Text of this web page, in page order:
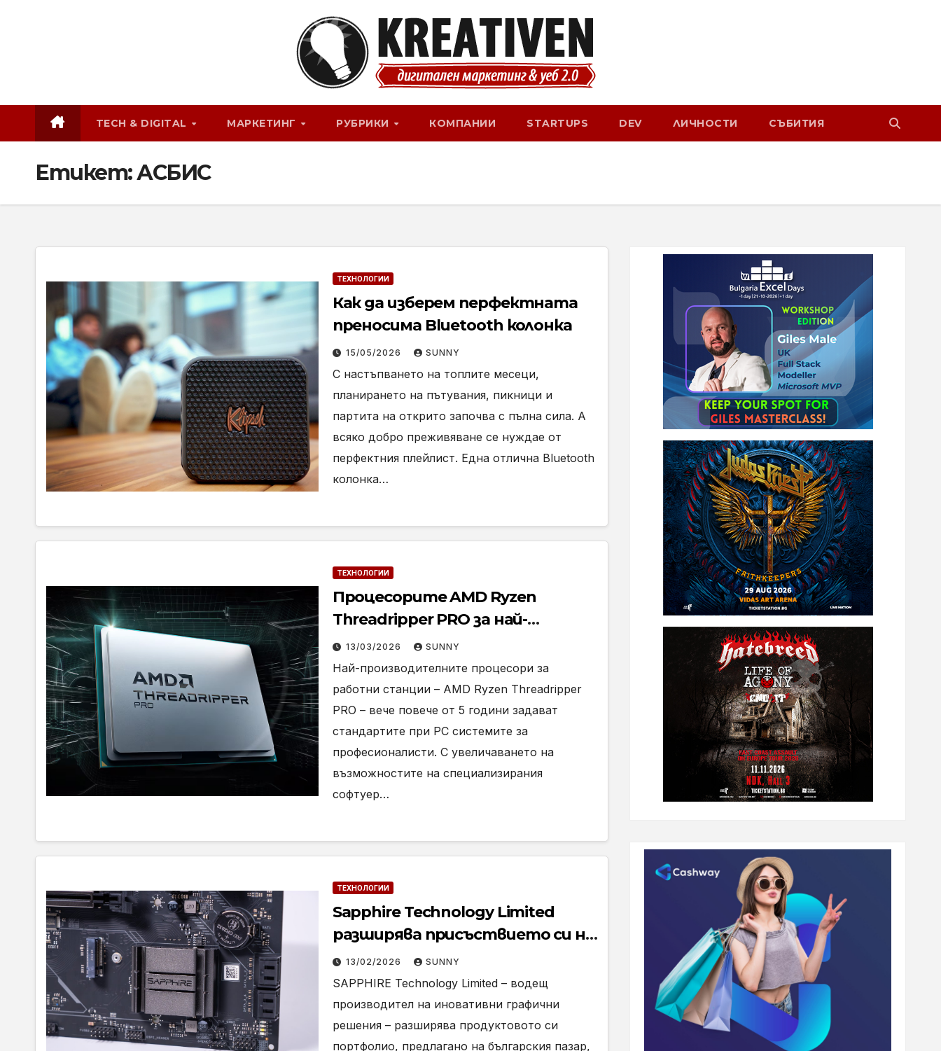
TECH & DIGITAL МАРКЕТИНГ РУБРИКИ КОМПАНИИ STARTUPS DEV ЛИЧНОСТИ СЪБИТИЯ
Етикет:АСБИС
ТЕХНОЛОГИИ
Как да изберем перфектната
преносима Bluetooth колонка
15/05/2026 SUNNY
С настъпването на топлите месеци,
планирането на пътувания, пикници и
партита на открито започва с пълна сила. А
всяко добро преживяване се нуждае от
перфектния плейлист. Една отлична Bluetooth
колонка…
ТЕХНОЛОГИИ
Процесорите AMD Ryzen
Threadripper PRO за най-
мощните работни станции се
предлагат в България
13/03/2026 SUNNY
Най-производителните процесори за
работни станции – AMD Ryzen Threadripper
PRO – вече повече от 5 години задават
стандартите при PC системите за
професионалисти. С увеличаването на
възможностите на специализирания
софтуер…
ТЕХНОЛОГИИ
Sapphire Technology Limited
разширява присъствието си на
българския пазар с гама дънни
платки
13/02/2026 SUNNY
SAPPHIRE Technology Limited – водещ
производител на иновативни графични
решения – разширява продуктовото си
портфолио, предлагано на българския пазар,